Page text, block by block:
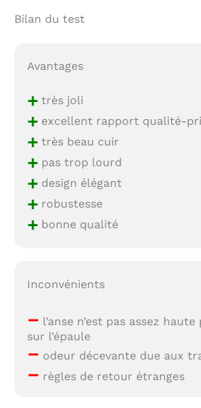
Bilan du test
Avantages
+très joli
+excellent rapport qualité-
+très beau cuir
+pas trop lourd
+design élégant
+robustesse
+bonne qualité
Inconvénients
– l’anse n’est pas assez
sur l’épaule
– odeur décevante due aux
– règles de retour étranges